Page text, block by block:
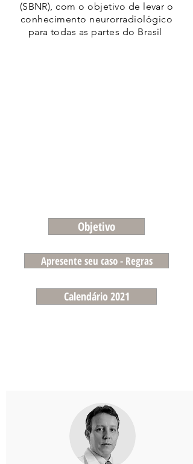
(SBNR), com o objetivo de levar o
conhecimento neurorradiológico
para todas as partes do Brasil
Objetivo
Apresente seu caso - Regras
Calendário 2021